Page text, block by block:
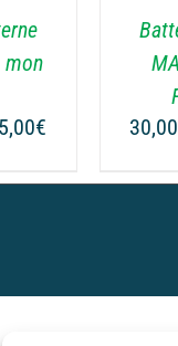
mon
€
prix :
30,00